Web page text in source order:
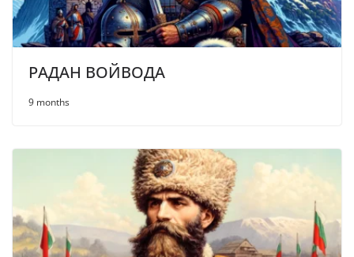
РАДАН ВОЙВОДА
9 months